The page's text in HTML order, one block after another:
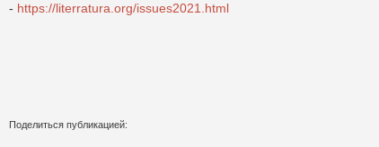
- https://literratura.org/issues2021.html
Поделиться публикацией: